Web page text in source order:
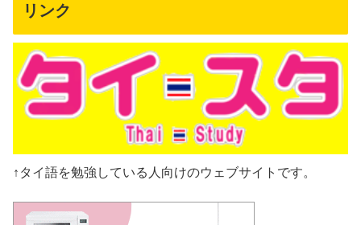
リンク
↑タイ語を勉強している人向けのウェブサイトです。